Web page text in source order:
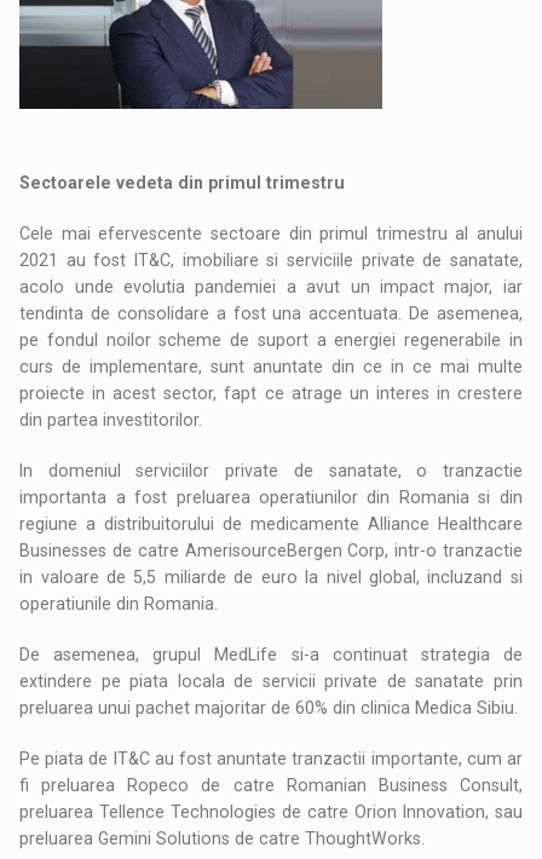
Sectoarele vedeta din primul trimestru
Cele mai efervescente sectoare din primul trimestru al anului
2021 au fost IT&C, imobiliare si serviciile private de sanatate,
acolo unde evolutia pandemiei a avut un impact major, iar
tendinta de consolidare a fost una accentuata. De asemenea,
pe fondul noilor scheme de suport a energiei regenerabile in
curs de implementare, sunt anuntate din ce in ce mai multe
proiecte in acest sector, fapt ce atrage un interes in crestere
din partea investitorilor.
In domeniul serviciilor private de sanatate, o tranzactie
importanta a fost preluarea operatiunilor din Romania si din
regiune a distribuitorului de medicamente Alliance Healthcare
Businesses de catre AmerisourceBergen Corp, intr-o tranzactie
in valoare de 5,5 miliarde de euro la nivel global, incluzand si
operatiunile din Romania.
De asemenea, grupul MedLife si-a continuat strategia de
extindere pe piata locala de servicii private de sanatate prin
preluarea unui pachet majoritar de 60% din clinica Medica Sibiu.
Pe piata de IT&C au fost anuntate tranzactii importante, cum ar
fi preluarea Ropeco de catre Romanian Business Consult,
preluarea Tellence Technologies de catre Orion Innovation, sau
preluarea Gemini Solutions de catre ThoughtWorks.